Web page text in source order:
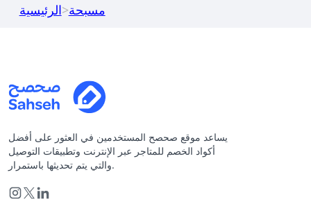
الرئيسية>مسبحة
يساعد موقع صحصح المستخدمين في العثور على أفضل
أكواد الخصم للمتاجر عبر الإنترنت وتطبيقات التوصيل
والتي يتم تحديثها باستمرار.